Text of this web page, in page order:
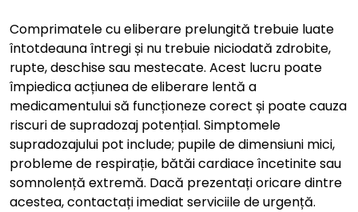
Comprimatele cu eliberare prelungită trebuie luate
întotdeauna întregi și nu trebuie niciodată zdrobite,
rupte, deschise sau mestecate. Acest lucru poate
împiedica acțiunea de eliberare lentă a
medicamentului să funcționeze corect și poate cauza
riscuri de supradozaj potențial. Simptomele
supradozajului pot include; pupile de dimensiuni mici,
probleme de respirație, bătăi cardiace încetinite sau
somnolență extremă. Dacă prezentați oricare dintre
acestea, contactați imediat serviciile de urgență.